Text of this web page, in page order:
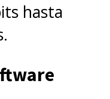
hasta